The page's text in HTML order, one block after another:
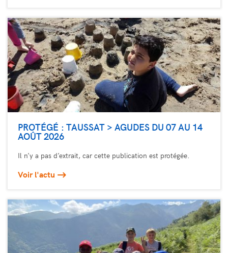
PROTÉGÉ : TAUSSAT > AGUDES DU 07 AU 14
AOÛT 2026
Il n’y a pas d’extrait, car cette publication est protégée.
Voir l'actu